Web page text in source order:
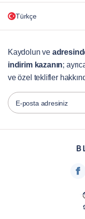
Şirketler için
Müşteri Hizmetleri
Şehir Rehberleri
Ortaklar
Mobilyalı kiralama
Etkileyenler ve iştirakler
Türkçe
English
Português
Español
Kaydolun ve
indirim kazanın;
ve özel teklifler
E-posta adresiniz